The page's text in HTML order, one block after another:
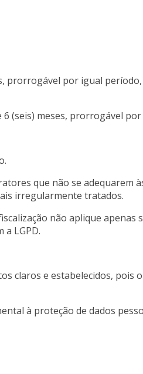
prorrogável por igual
(seis) meses, prorrogável
que não se adequarem
irregularmente tratados.
não aplique apenas
LGPD.
claros e estabelecidos,
à proteção de dados